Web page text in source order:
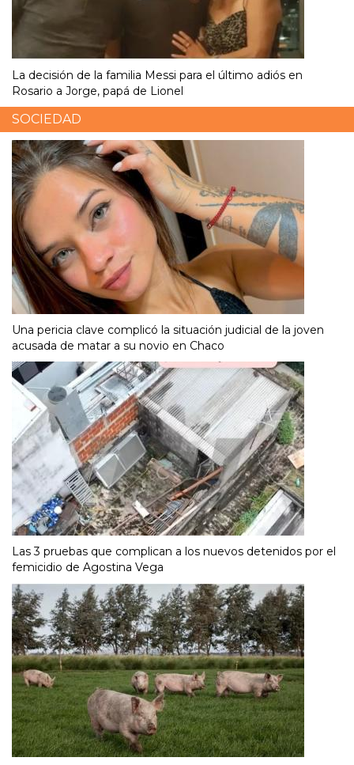
La decisión de la familia Messi para el último adiós en
Rosario a Jorge, papá de Lionel
SOCIEDAD
Una pericia clave complicó la situación judicial de la joven
acusada de matar a su novio en Chaco
Las 3 pruebas que complican a los nuevos detenidos por el
femicidio de Agostina Vega